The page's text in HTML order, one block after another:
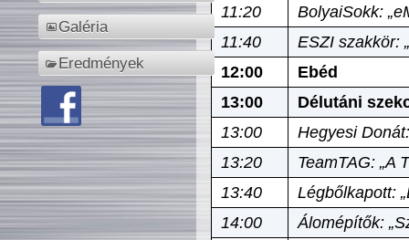
Galéria
Eredmények
11:20
BolyaiSokk:
11:40
ESZI szakkör:
12:00
Ebéd
13:00
Délutáni
13:00
Hegyesi
13:20
TeamTAG: „A
13:40
Légbőlkapott:
14:00
Álomépítők: